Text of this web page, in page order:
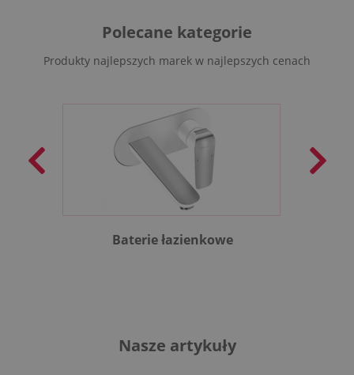
Polecane kategorie
Produkty najlepszych marek w najlepszych cenach
Baterie łazienkowe
Nasze artykuły